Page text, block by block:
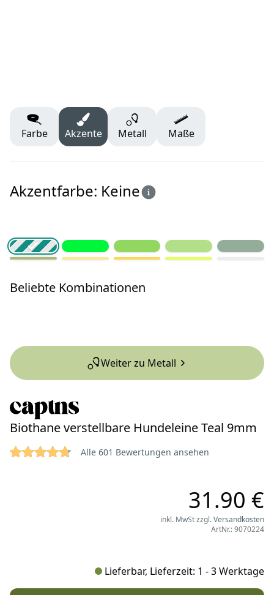
Farbe Akzente Metall Maße
Akzentfarbe: Keine
Beliebte Kombinationen
Weiter zu Metall
Biothane verstellbare Hundeleine Teal 9mm
Reviews
4.7554 von 5 SternenAlle 601 Bewertungen ansehen
31.90 €
inkl. MwSt zzgl.Versandkosten
ArtNr.: 9070224
Lieferbar, Lieferzeit: 1 - 3 Werktage